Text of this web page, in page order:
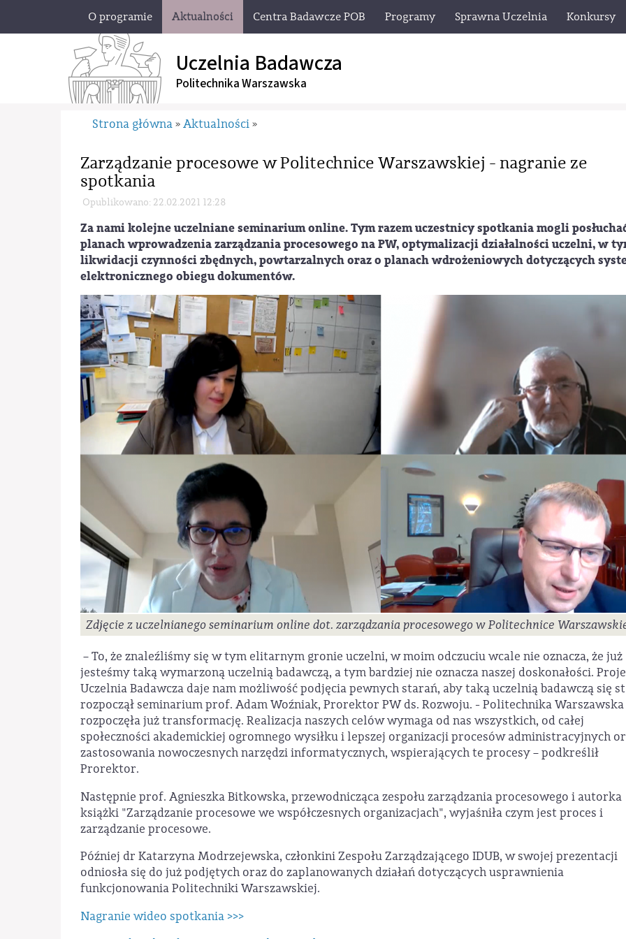
O programie Aktualności Centra Badawcze POB Programy Sprawna Uczelnia Konkursy
Uczelnia Badawcza
Politechnika Warszawska
Strona główna » Aktualności »
Zarządzanie procesowe w Politechnice Warszawskiej - nagranie ze
spotkania
Opublikowano: 22.02.2021 12:28
Za nami kolejne uczelniane seminarium online. Tym razem uczestnicy spotkania mogli
planach wprowadzenia zarządzania procesowego na PW, optymalizacji działalności uczelni, w
likwidacji czynności zbędnych, powtarzalnych oraz o planach wdrożeniowych dotyczących
elektronicznego obiegu dokumentów.
Zdjęcie z uczelnianego seminarium online dot. zarządzania procesowego w Politechnice
– To, że znaleźliśmy się w tym elitarnym gronie uczelni, w moim odczuciu wcale nie oznacza, że już
jesteśmy taką wymarzoną uczelnią badawczą, a tym bardziej nie oznacza naszej doskonałości.
Uczelnia Badawcza daje nam możliwość podjęcia pewnych starań, aby taką uczelnią badawczą się
rozpoczął seminarium prof. Adam Woźniak, Prorektor PW ds. Rozwoju. - Politechnika Warszawska
rozpoczęła już transformację. Realizacja naszych celów wymaga od nas wszystkich, od całej
społeczności akademickiej ogromnego wysiłku i lepszej organizacji procesów administracyjnych
zastosowania nowoczesnych narzędzi informatycznych, wspierających te procesy – podkreślił
Prorektor.
Następnie prof. Agnieszka Bitkowska, przewodnicząca zespołu zarządzania procesowego i autorka
książki "Zarządzanie procesowe we współczesnych organizacjach", wyjaśniła czym jest proces i
zarządzanie procesowe.
Później dr Katarzyna Modrzejewska, członkini Zespołu Zarządzającego IDUB, w swojej prezentacji
odniosła się do już podjętych oraz do zaplanowanych działań dotyczących usprawnienia
funkcjonowania Politechniki Warszawskiej.
Nagranie wideo spotkania >>>